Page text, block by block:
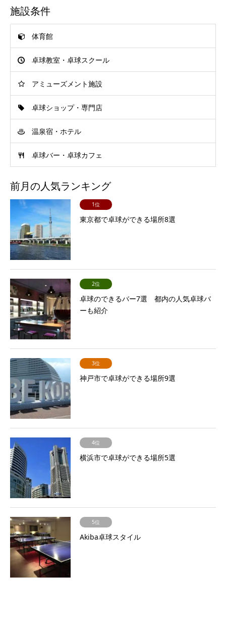
施設条件
体育館
卓球教室・卓球スクール
アミューズメント施設
卓球ショップ・専門店
温泉宿・ホテル
卓球バー・卓球カフェ
前月の人気ランキング
1位
東京都で卓球ができる場所8選
2位
卓球のできるバー7選 都内の人気卓球バ
ーも紹介
3位
神戸市で卓球ができる場所9選
4位
横浜市で卓球ができる場所5選
5位
Akiba卓球スタイル